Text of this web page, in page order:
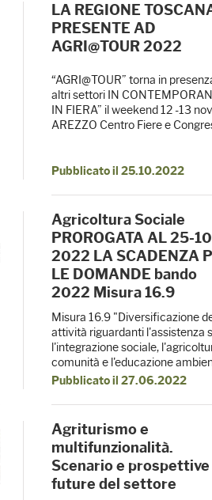
LA REGIONE
PRESENTE AD
AGRI@TOUR 2022
“AGRI@TOUR” torna in
altri settori IN
IN FIERA” il weekend 12 -13
AREZZO Centro Fiere e
Pubblicato il 25.10.2022
Agricoltura Sociale
PROROGATA AL 25-
2022 LA SCADENZA
LE DOMANDE bando
2022 Misura 16.9
Misura 16.9 "Diversificazione
attività riguardanti l'assistenza
l'integrazione sociale,
comunità e l'educazione
Pubblicato il 27.06.2022
Agriturismo e
multifunzionalità.
Scenario e prospettive
future del settore